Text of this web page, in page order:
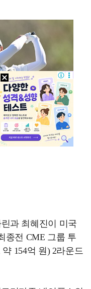
축구협회 심판 성정대 의혹 日까지 퍼졌다…"스포츠 공평…
동' 女, 현행범 체포
이대휘, 오프더레코드 전속계약…워너원 재환과 다시 한솥…
과 최혜진이 미국
종전 CME 그룹 투
154억 원) 2라운드